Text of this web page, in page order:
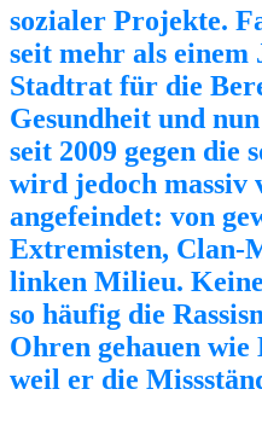
sozialer Projekte.
seit mehr als einem
Stadtrat für die
Gesundheit und
seit 2009 gegen die
wird jedoch
angefeindet: von
Extremisten, Clan-
linken Milieu.
so häufig die
Ohren gehauen wie
weil er die